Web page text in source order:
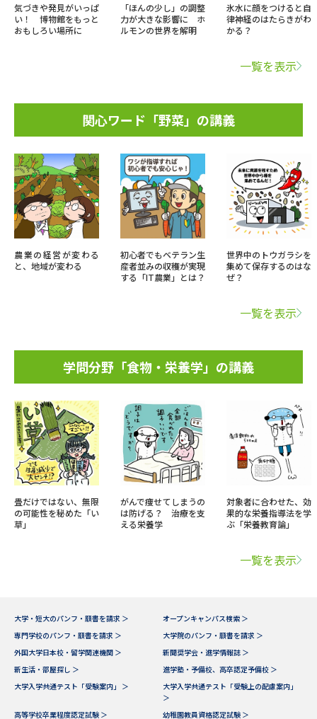
気づきや発見がいっぱ
い！ 博物館をもっと
おもしろい場所に
「ほんの少し」の調整
力が大きな影響に ホ
ルモンの世界を解明
氷水に顔をつけると自
律神経のはたらきがわ
かる？
一覧を表示
関心ワード「野菜」の講義
農業の経営が変わる
と、地域が変わる
初心者でもベテラン生
産者並みの収穫が実現
する「IT農業」とは？
世界中のトウガラシを
集めて保存するのはな
ぜ？
一覧を表示
学問分野「食物・栄養学」の講義
畳だけではない、無限
の可能性を秘めた「い
草」
がんで痩せてしまうの
は防げる？ 治療を支
える栄養学
対象者に合わせた、効
果的な栄養指導法を学
ぶ「栄養教育論」
一覧を表示
大学・短大のパンフ・願書を請求 ＞
オープンキャンパス検索 ＞
専門学校のパンフ・願書を請求 ＞
大学院のパンフ・願書を請求 ＞
外国大学日本校・留学関連機関 ＞
新聞奨学会・進学情報誌 ＞
新生活・部屋探し ＞
進学塾・予備校、高卒認定予備校 ＞
大学入学共通テスト「受験案内」 ＞
大学入学共通テスト「受験上の配慮案内」
＞
高等学校卒業程度認定試験 ＞
幼稚園教員資格認定試験 ＞